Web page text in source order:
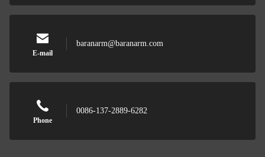
E-mail
baranarm@baranarm.com
Phone
0086-137-2889-6282